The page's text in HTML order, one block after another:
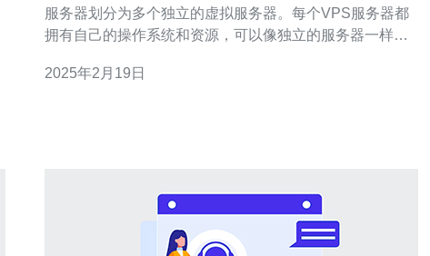
服务器划分为多个独立的虚拟服务器。每个VPS服务器都
拥有自己的操作系统和资源，可以像独立的服务器一样运
受欢迎。以下是一些越南VPS服务器的优势： 1. 高性能网
2025年2月19日